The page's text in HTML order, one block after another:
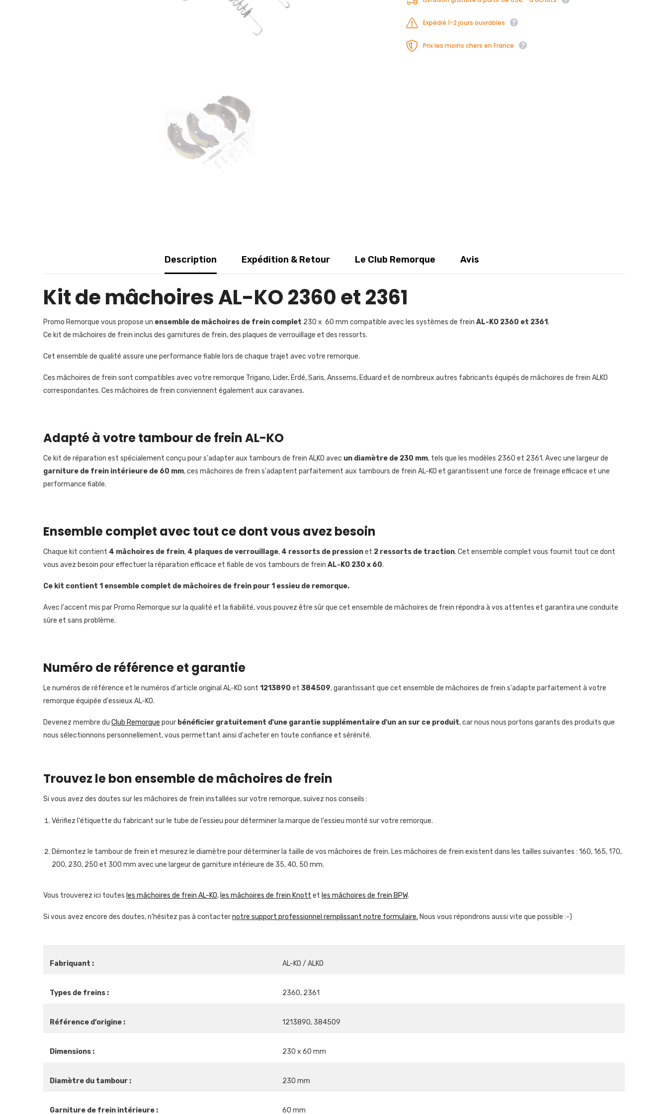
Expédié 1-2 jours ouvrables
Prix les moins chers en France
Description Expédition & Retour Le Club Remorque Avis
Kit de mâchoires AL-KO 2360 et 2361
Promo Remorque vous propose un ensemble de mâchoires de frein complet 230 x 60 mm compatible avec les systèmes de frein AL-KO 2360 et 2361.
Ce kit de mâchoires de frein inclus des garnitures de frein, des plaques de verrouillage et des ressorts.
Cet ensemble de qualité assure une performance fiable lors de chaque trajet avec votre remorque.
Ces mâchoires de frein sont compatibles avec votre remorque Trigano, Lider, Erdé, Saris, Anssems, Eduard et de nombreux autres fabricants équipés de mâchoires de frein ALKO
correspondantes. Ces mâchoires de frein conviennent également aux caravanes.
Adapté à votre tambour de frein AL-KO
Ce kit de réparation est spécialement conçu pour s'adapter aux tambours de frein ALKO avec un diamètre de 230 mm, tels que les modèles 2360 et 2361. Avec une largeur de
garniture de frein intérieure de 60 mm, ces mâchoires de frein s'adaptent parfaitement aux tambours de frein AL-KO et garantissent une force de freinage efficace et une
performance fiable.
Ensemble complet avec tout ce dont vous avez besoin
Chaque kit contient 4 mâchoires de frein, 4 plaques de verrouillage, 4 ressorts de pressionet 2 ressorts de traction. Cet ensemble complet vous fournit tout ce dont
vous avez besoin pour effectuer la réparation efficace et fiable de vos tambours de frein AL-KO 230 x 60.
Ce kit contient 1 ensemble complet de mâchoires de frein pour 1 essieu de remorque.
Avec l'accent mis par Promo Remorque sur la qualité et la fiabilité, vous pouvez être sûr que cet ensemble de mâchoires de frein répondra à vos attentes et garantira une conduite
sûre et sans problème.
Numéro de référence et garantie
Le numéros de référence et le numéros d'article original AL-KO sont 1213890 et 384509, garantissant que cet ensemble de mâchoires de frein s'adapte parfaitement à votre
remorque équipée d'essieux AL-KO.
Devenez membre du Club Remorque pour bénéficier gratuitement d'une garantie supplémentaire d'un an sur ce produit, car nous nous portons garants des produits que
nous sélectionnons personnellement, vous permettant ainsi d'acheter en toute confiance et sérénité.
Trouvez le bon ensemble de mâchoires de frein
Si vous avez des doutes sur les mâchoires de frein installées sur votre remorque, suivez nos conseils :
Vérifiez l'étiquette du fabricant sur le tube de l'essieu pour déterminer la marque de l'essieu monté sur votre remorque.
Démontez le tambour de frein et mesurez le diamètre pour déterminer la taille de vos mâchoires de frein. Les mâchoires de frein existent dans les tailles suivantes : 160, 165, 170,
200, 230, 250 et 300 mm avec une largeur de garniture intérieure de 35, 40, 50 mm.
Vous trouverez ici toutes les mâchoires de frein AL-KO, les mâchoires de frein Knott et les mâchoires de frein BPW.
Si vous avez encore des doutes, n'hésitez pas à contacternotre support professionnel remplissant notre formulaire. Nous vous répondrons aussi vite que possible :-)
Fabriquant : AL-KO / ALKO
Types de freins : 2360, 2361
Référence d’origine : 1213890, 384509
Dimensions : 230 x 60 mm
Diamètre du tambour : 230 mm
Garniture de frein intérieure : 60 mm